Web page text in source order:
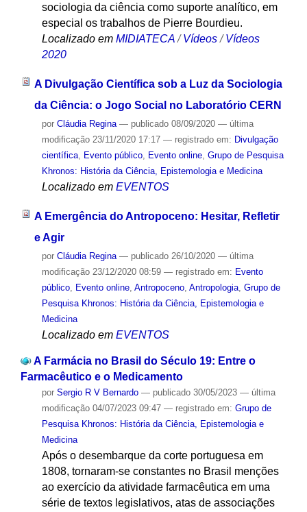
sociologia da ciência como suporte analítico, em
especial os trabalhos de Pierre Bourdieu.
Localizado em MIDIATECA /Vídeos /Vídeos
2020
A Divulgação Científica sob a Luz da Sociologia
da Ciência: o Jogo Social no Laboratório CERN
por Cláudia Regina — publicado08/09/2020 — última
modificação23/11/2020 17:17 — registrado em: Divulgação
científica, Evento público, Evento online, Grupo de Pesquisa
Khronos: História da Ciência, Epistemologia e Medicina
Localizado em EVENTOS
A Emergência do Antropoceno: Hesitar, Refletir
e Agir
por Cláudia Regina — publicado26/10/2020 — última
modificação23/12/2020 08:59 — registrado em: Evento
público, Evento online, Antropoceno, Antropologia, Grupo de
Pesquisa Khronos: História da Ciência, Epistemologia e
Medicina
Localizado em EVENTOS
A Farmácia no Brasil do Século 19: Entre o
Farmacêutico e o Medicamento
por Sergio R V Bernardo — publicado30/05/2023 — última
modificação04/07/2023 09:47 — registrado em: Grupo de
Pesquisa Khronos: História da Ciência, Epistemologia e
Medicina
Após o desembarque da corte portuguesa em
1808, tornaram-se constantes no Brasil menções
ao exercício da atividade farmacêutica em uma
série de textos legislativos, atas de associações